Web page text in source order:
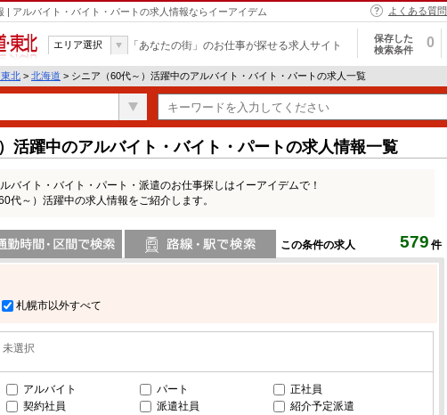
| アルバイト・バイト・パートの求人情報ならイーアイデム よくある質問
東北
エリア選択 「あなたの街」のお仕事が探せる求人サイト
保存した
検索条件
0
北 > 北海道 > シニア（60代～）活躍中のアルバイト・バイト・パートの求人一覧
活躍中のアルバイト・バイト・パートの求人情報一覧
バイト・バイト・パート・派遣のお仕事探しはイーアイデムで！
代～）活躍中の求人情報をご紹介します。
この条件の求人 579 件
札幌市以外すべて
未選択
アルバイト パート
正社員
契約社員
派遣社員
紹介予定派遣